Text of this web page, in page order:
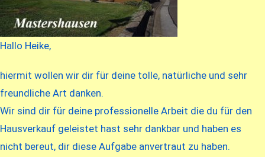
Hallo Heike,
hiermit wollen wir dir für deine tolle, natürliche und sehr
freundliche Art danken.
Wir sind dir für deine professionelle Arbeit die du für den
Hausverkauf geleistet hast sehr dankbar und haben es
nicht bereut, dir diese Aufgabe anvertraut zu haben.